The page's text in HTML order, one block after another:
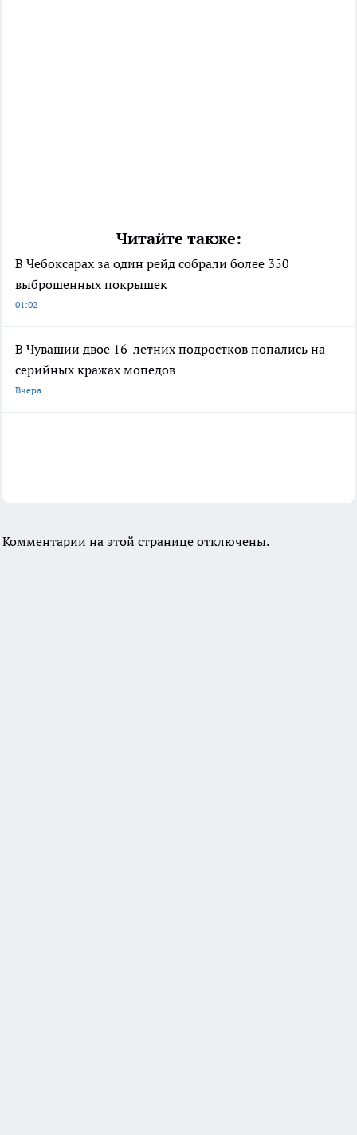
Читайте также:
В Чебоксарах за один рейд собрали более 350
выброшенных покрышек
01:02
В Чувашии двое 16-летних подростков попались на
серийных кражах мопедов
Вчера
Комментарии на этой странице отключены.